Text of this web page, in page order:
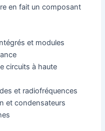
en fait un composant
et modules
circuits à haute
et radiofréquences
et condensateurs